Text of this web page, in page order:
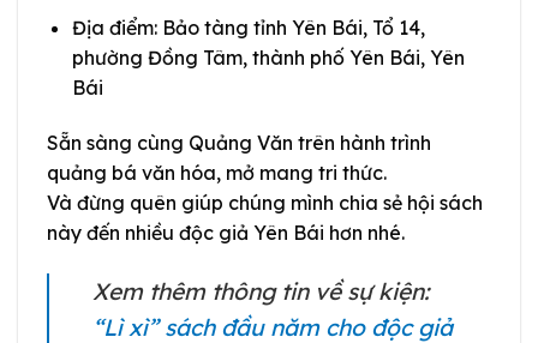
Địa điểm: Bảo tàng tỉnh Yên Bái, Tổ 14,
phường Đồng Tâm, thành phố Yên Bái, Yên
Bái
Sẵn sàng cùng Quảng Văn trên hành trình
quảng bá văn hóa, mở mang tri thức.
Và đừng quên giúp chúng mình chia sẻ hội sách
này đến nhiều độc giả Yên Bái hơn nhé.
Xem thêm thông tin về sự kiện:
“Lì xì” sách đầu năm cho độc giả